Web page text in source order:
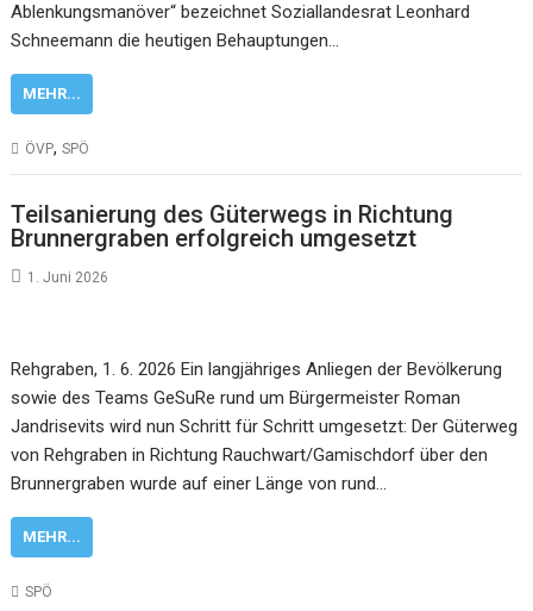
Ablenkungsmanöver“ bezeichnet Soziallandesrat Leonhard
Schneemann die heutigen Behauptungen…
MEHR...
ÖVP,SPÖ
Teilsanierung des Güterwegs in Richtung
Brunnergraben erfolgreich umgesetzt
1. Juni 2026
Rehgraben, 1. 6. 2026 Ein langjähriges Anliegen der Bevölkerung
sowie des Teams GeSuRe rund um Bürgermeister Roman
Jandrisevits wird nun Schritt für Schritt umgesetzt: Der Güterweg
von Rehgraben in Richtung Rauchwart/Gamischdorf über den
Brunnergraben wurde auf einer Länge von rund…
MEHR...
SPÖ